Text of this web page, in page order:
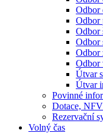
Odbor
Odbor
Odbor
Odbor
Odbor
Odbor
Útvar
Útvar
Povinné
Dotace,
Rezervační
Volný čas